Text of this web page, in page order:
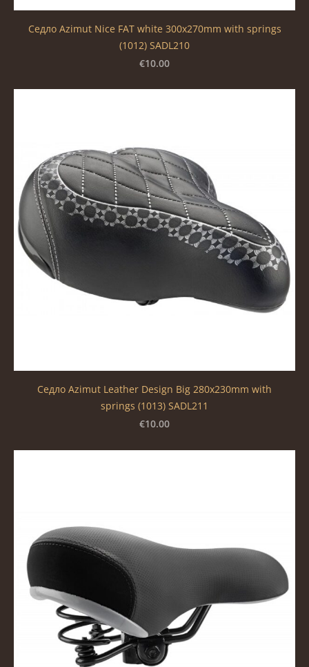
Седло Azimut Nice FAT white 300x270mm with springs
(1012) SADL210
€10.00
Седло Azimut Leather Design Big 280x230mm with
springs (1013) SADL211
€10.00